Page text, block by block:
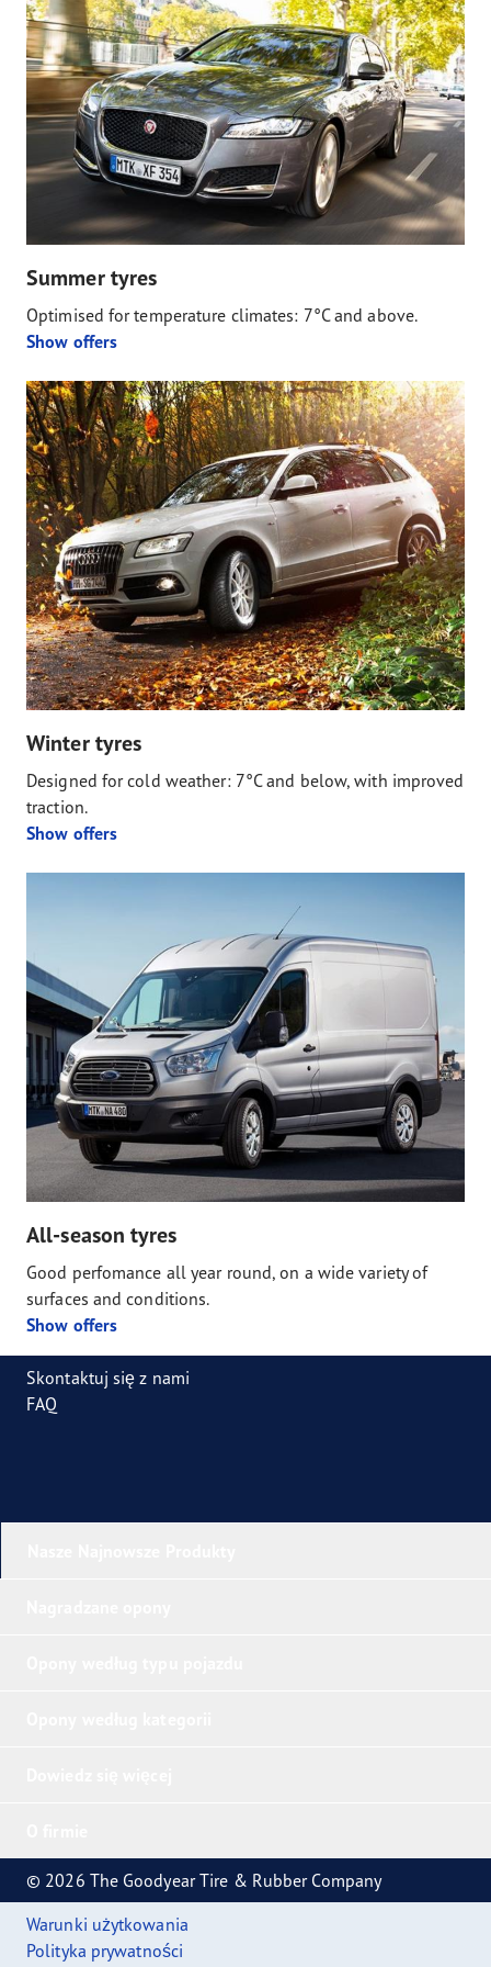
Summer tyres
Optimised for temperature climates: 7°C and above.
Show offers
Winter tyres
Designed for cold weather: 7°C and below, with improved
traction.
Show offers
All-season tyres
Good perfomance all year round, on a wide variety of
surfaces and conditions.
Show offers
Skontaktuj się z nami
FAQ
© 2026 The Goodyear Tire & Rubber Company
Warunki użytkowania
Polityka prywatności